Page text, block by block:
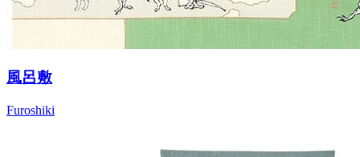
風呂敷
Furoshiki